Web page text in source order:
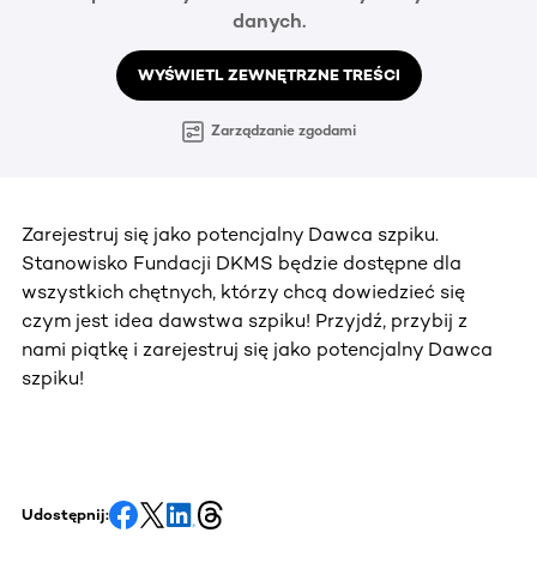
danych.
WYŚWIETL ZEWNĘTRZNE TREŚCI
Zarządzanie zgodami
Zarejestruj się jako potencjalny Dawca szpiku.
Stanowisko Fundacji DKMS będzie dostępne dla
wszystkich chętnych, którzy chcą dowiedzieć się
czym jest idea dawstwa szpiku! Przyjdź, przybij z
nami piątkę i zarejestruj się jako potencjalny Dawca
szpiku!
Udostępnij: